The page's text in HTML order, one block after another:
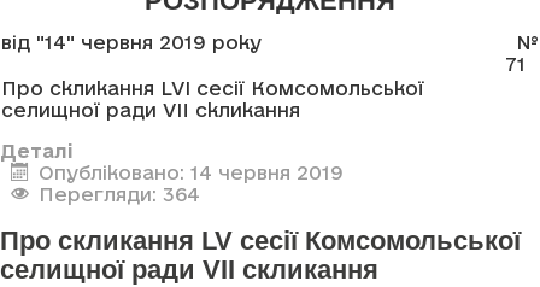
від "14" червня 2019 року
№
71
Про скликання LVI сесії Комсомольської
селищної ради VII скликання
Деталі
Опубліковано: 14 червня 2019
Перегляди: 364
Про скликання LV сесії Комсомольської
селищної ради VII скликання